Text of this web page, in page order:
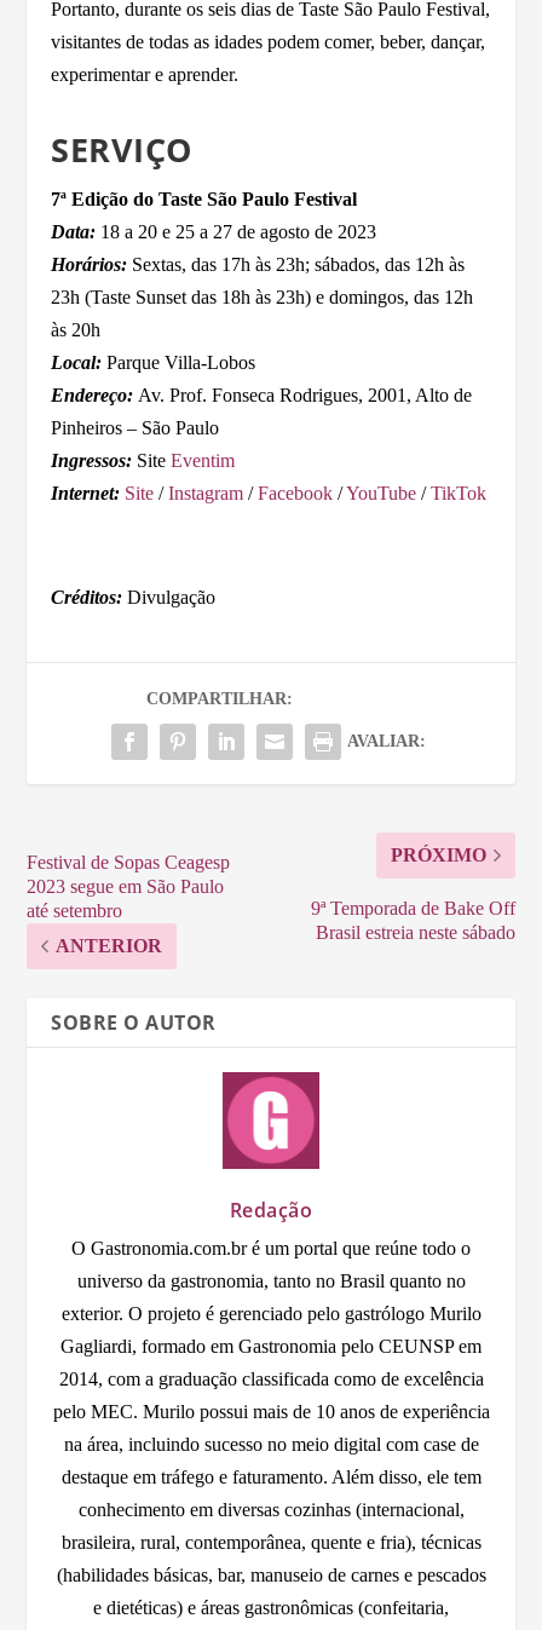
Portanto, durante os seis dias de Taste São Paulo Festival,
visitantes de todas as idades podem comer, beber, dançar,
experimentar e aprender.
SERVIÇO
7ª Edição do Taste São Paulo Festival
Data: 18 a 20 e 25 a 27 de agosto de 2023
Horários: Sextas, das 17h às 23h; sábados, das 12h às
23h (Taste Sunset das 18h às 23h) e domingos, das 12h
às 20h
Local: Parque Villa-Lobos
Endereço: Av. Prof. Fonseca Rodrigues, 2001, Alto de
Pinheiros – São Paulo
Ingressos: SiteEventim
Internet: Site /Instagram /Facebook /YouTube /TikTok
Créditos: Divulgação
COMPARTILHAR:
AVALIAR:
Festival de Sopas Ceagesp
2023 segue em São Paulo
até setembro
ANTERIOR
PRÓXIMO
9ª Temporada de Bake Off
Brasil estreia neste sábado
SOBRE O AUTOR
Redação
O Gastronomia.com.br é um portal que reúne todo o
universo da gastronomia, tanto no Brasil quanto no
exterior. O projeto é gerenciado pelo gastrólogo Murilo
Gagliardi, formado em Gastronomia pelo CEUNSP em
2014, com a graduação classificada como de excelência
pelo MEC. Murilo possui mais de 10 anos de experiência
na área, incluindo sucesso no meio digital com case de
destaque em tráfego e faturamento. Além disso, ele tem
conhecimento em diversas cozinhas (internacional,
brasileira, rural, contemporânea, quente e fria), técnicas
(habilidades básicas, bar, manuseio de carnes e pescados
e dietéticas) e áreas gastronômicas (confeitaria,